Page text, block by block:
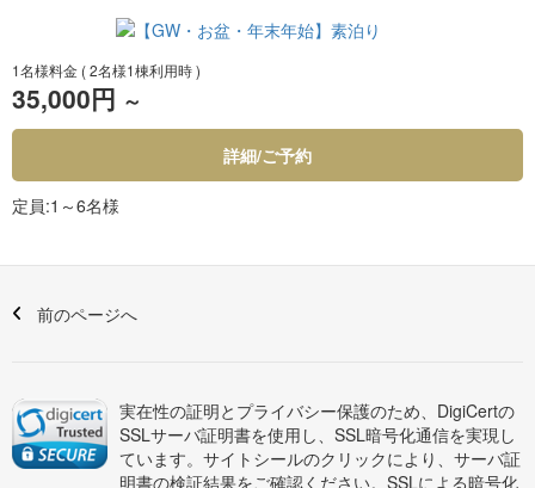
1名様料金 ( 2名様1棟利用時 )
35,000円 ～
詳細/ご予約
定員 1～6名様
前のページへ
実在性の証明とプライバシー保護のため、DigiCertの
SSLサーバ証明書を使用し、SSL暗号化通信を実現し
ています。サイトシールのクリックにより、サーバ証
明書の検証結果をご確認ください。SSLによる暗号化